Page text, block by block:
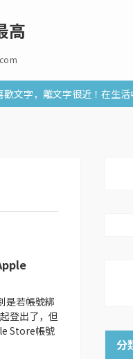
高
歡文字，離文字很近！在生活
是若帳號綁
登出了，但
Store帳號
分